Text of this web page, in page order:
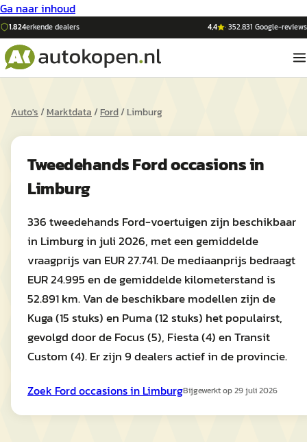
Ga naar inhoud
1.824erkende dealers 4,4 ·352.831 Google-reviews
Auto's/Marktdata/Ford/Limburg
TweedehandsFordoccasions in
Limburg
336 tweedehands Ford-voertuigen zijn beschikbaar
in Limburg in juli 2026, met een gemiddelde
vraagprijs van EUR 27.741. De mediaanprijs bedraagt
EUR 24.995 en de gemiddelde kilometerstand is
52.891 km. Van de beschikbare modellen zijn de
Kuga (15 stuks) en Puma (12 stuks) het populairst,
gevolgd door de Focus (5), Fiesta (4) en Transit
Custom (4). Er zijn 9 dealers actief in de provincie.
Zoek Fordoccasions in LimburgBijgewerkt op29 juli 2026